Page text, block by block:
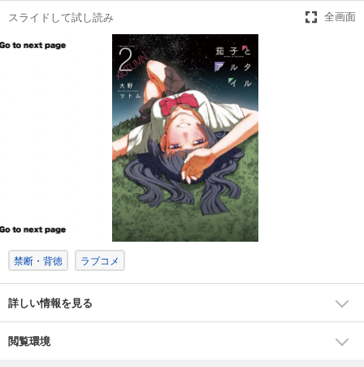
スライドして試し読み 全画面
禁断・背徳 ラブコメ
詳しい情報を見る
閲覧環境